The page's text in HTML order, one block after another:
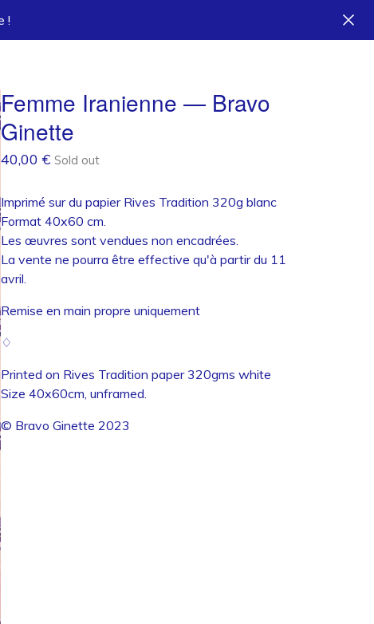
!
Femme Iranienne — Bravo
Ginette
40,00 € Sold out
Imprimé sur du papier Rives Tradition 320g blanc
Format 40x60 cm.
Les œuvres sont vendues non encadrées.
La vente ne pourra être effective qu'à partir du 11
avril.
Remise en main propre uniquement
♢
Printed on Rives Tradition paper 320gms white
Size 40x60cm, unframed.
© Bravo Ginette 2023